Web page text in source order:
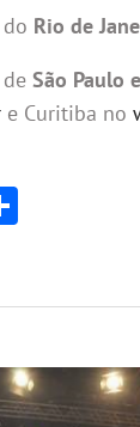
Rio de
São Paulo
e Curitiba no